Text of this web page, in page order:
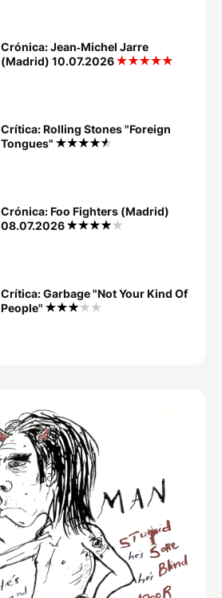
Crónica: Jean‐Michel Jarre
(Madrid) 10.07.2026
Crítica: Rolling Stones "Foreign
Tongues"
Crónica: Foo Fighters (Madrid)
08.07.2026
Crítica: Garbage "Not Your Kind Of
People"